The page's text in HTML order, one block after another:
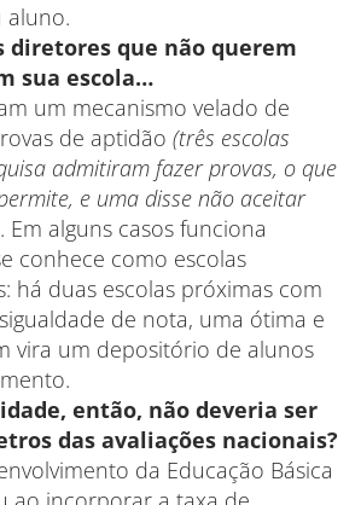
aluno.
diretores que não querem
sua escola…
um mecanismo velado de
de aptidão (três escolas
admitiram fazer provas, o que
e uma disse não aceitar
. Em alguns casos funciona
conhece como escolas
há duas escolas próximas com
de nota, uma ótima e
vira um depositório de alunos
então, não deveria ser
das avaliações nacionais?
da Educação Básica